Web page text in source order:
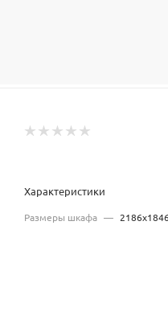
Характеристики
Размеры шкафа —